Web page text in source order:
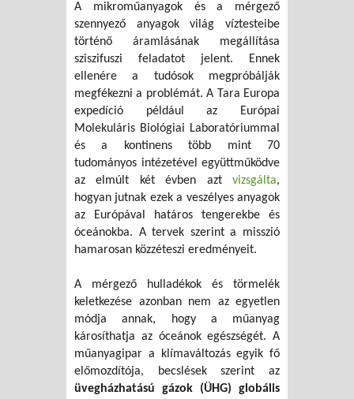
A mikroműanyagok és a mérgező
szennyező anyagok világ víztesteibe
történő áramlásának megállítása
sziszifuszi feladatot jelent. Ennek
ellenére a tudósok megpróbálják
megfékezni a problémát. A Tara Europa
expedíció például az Európai
Molekuláris Biológiai Laboratóriummal
és a kontinens több mint 70
tudományos intézetével együttműködve
az elmúlt két évben azt vizsgálta,
hogyan jutnak ezek a veszélyes anyagok
az Európával határos tengerekbe és
óceánokba. A tervek szerint a misszió
hamarosan közzéteszi eredményeit.
A mérgező hulladékok és törmelék
keletkezése azonban nem az egyetlen
módja annak, hogy a műanyag
károsíthatja az óceánok egészségét. A
műanyagipar a klímaváltozás egyik fő
előmozdítója, becslések szerint az
üvegházhatású gázok (ÜHG) globális